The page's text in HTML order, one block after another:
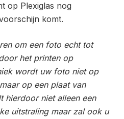
op Plexiglas nog
komt.
om een foto echt tot
het printen op
wordt uw foto niet op
op een plaat van
hierdoor niet alleen een
uitstraling maar zal ook u